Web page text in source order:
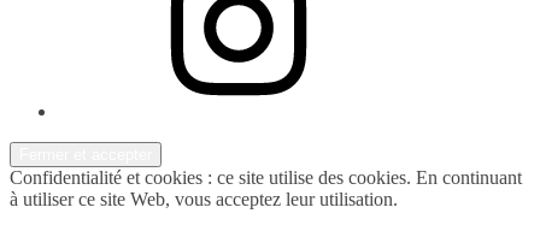
Confidentialité et cookies : ce site utilise des cookies. En continuant
à utiliser ce site Web, vous acceptez leur utilisation.